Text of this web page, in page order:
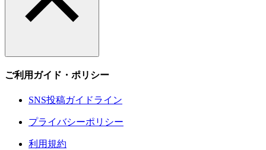
ご利用ガイド・ポリシー
SNS投稿ガイドライン
プライバシーポリシー
利用規約